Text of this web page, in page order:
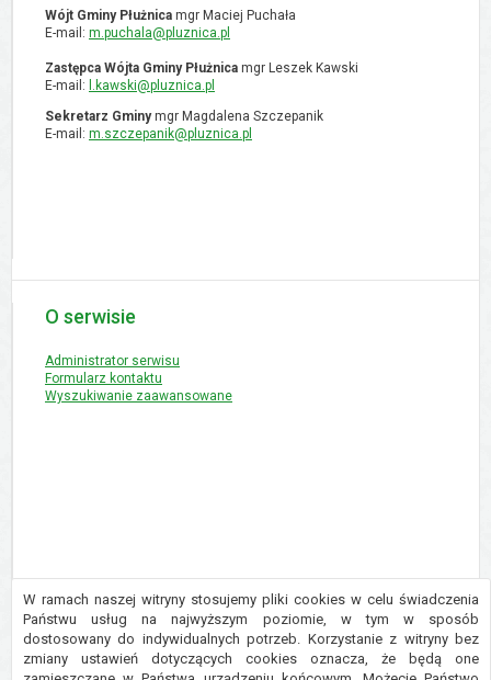
W ramach naszej witryny stosujemy pliki cookies w celu świadczenia
Państwu usług na najwyższym poziomie, w tym w sposób
dostosowany do indywidualnych potrzeb. Korzystanie z witryny bez
zmiany ustawień dotyczących cookies oznacza, że będą one
Wójt Gminy Płużnica mgr Maciej Puchała
E-mail: m.puchala@pluznica.pl
Zastępca Wójta Gminy Płużnica mgr Leszek Kawski
E-mail: l.kawski@pluznica.pl
Sekretarz Gminymgr Magdalena Szczepanik
E-mail: m.szczepanik@pluznica.pl
O serwisie
Administrator serwisu
Formularz kontaktu
Wyszukiwanie zaawansowane
Copyright © 2016 Urząd Gminy Płużnica
Projekt i wykonanie:Logonet Sp. z o.o.